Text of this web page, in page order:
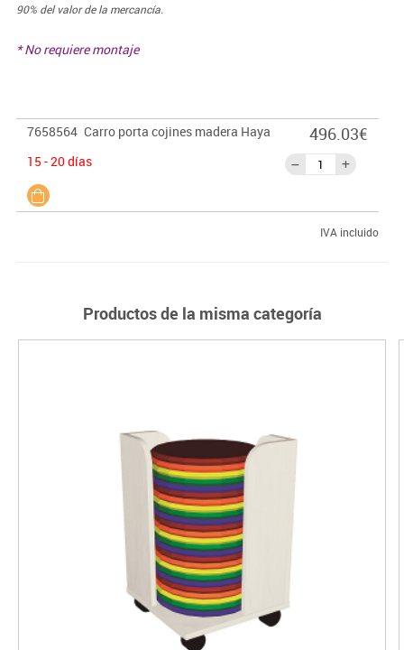
90% del valor de la mercancía.
* No requiere montaje
7658564 Carro porta cojines madera Haya
15 - 20 días
496.03€
IVA incluido
Productos de la misma categoría